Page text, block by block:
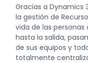
Gracias a Dynamics
la gestión de
vida de las
hasta la salida,
de sus equipos y
totalmente